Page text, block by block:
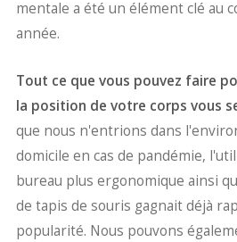
mentale a été un élément clé au
année.
Tout ce que vous pouvez faire
la position de votre corps vous
que nous n'entrions dans
domicile en cas de pandémie,
bureau plus ergonomique ainsi
de tapis de souris gagnait déjà
popularité. Nous pouvons